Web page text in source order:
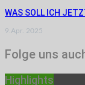
WAS SOLL ICH
9.Apr. 2025
Folge uns
Highlights